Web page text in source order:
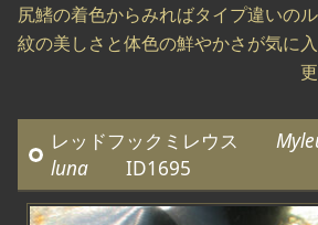
尻鰭の着色からみればタイプ違いの
紋の美しさと体色の鮮やかさが気に入
レッドフックミレウス
luna ID1695